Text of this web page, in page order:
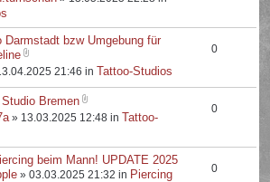
Darmstadt bzw Umgebung für
21:46 in Tattoo-Studios
0
Bremen
» 13.03.2025 12:48 in Tattoo-
0
beim Mann! UPDATE 2025
» 03.03.2025 21:32 in Piercing 0